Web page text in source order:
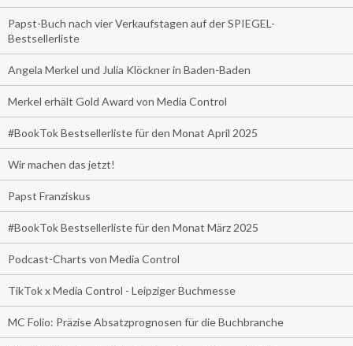
Papst-Buch nach vier Verkaufstagen auf der SPIEGEL-
Bestsellerliste
Angela Merkel und Julia Klöckner in Baden-Baden
Merkel erhält Gold Award von Media Control
#BookTok Bestsellerliste für den Monat April 2025
Wir machen das jetzt!
Papst Franziskus
#BookTok Bestsellerliste für den Monat März 2025
Podcast-Charts von Media Control
TikTok x Media Control - Leipziger Buchmesse
MC Folio: Präzise Absatzprognosen für die Buchbranche